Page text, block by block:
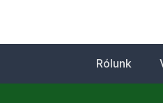
Rólunk